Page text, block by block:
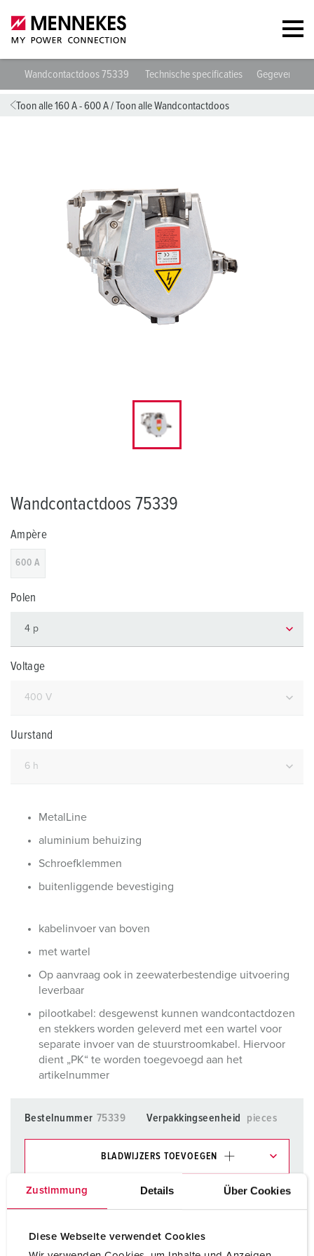
Zustimmung Details Über Cookies
Diese Webseite verwendet Cookies
Wandcontactdoos 75339 Technische specificaties
Toon alle 160 A - 600 A/Toon alle Wandcontactdoos
Wandcontactdoos 75339
Ampère
600 A
Polen
Voltage
Uurstand
MetalLine
aluminium behuizing
Schroefklemmen
buitenliggende bevestiging
kabelinvoer van boven
met wartel
Op aanvraag ook in zeewaterbestendige uitvoering
leverbaar
pilootkabel: desgewenst kunnen wandcontactdozen
en stekkers worden geleverd met een wartel voor
separate invoer van de stuurstroomkabel. Hiervoor
dient „PK“ te worden toegevoegd aan het
artikelnummer
Bestelnummer 75339 Verpakkingseenheid pieces
BLADWIJZERS TOEVOEGEN
Onze producten kunt u in het gedeelte
verlanglijstje/winkelmand in verschillende lijsten beheren.